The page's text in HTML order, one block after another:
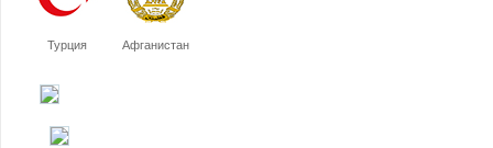
Турция Афганистан